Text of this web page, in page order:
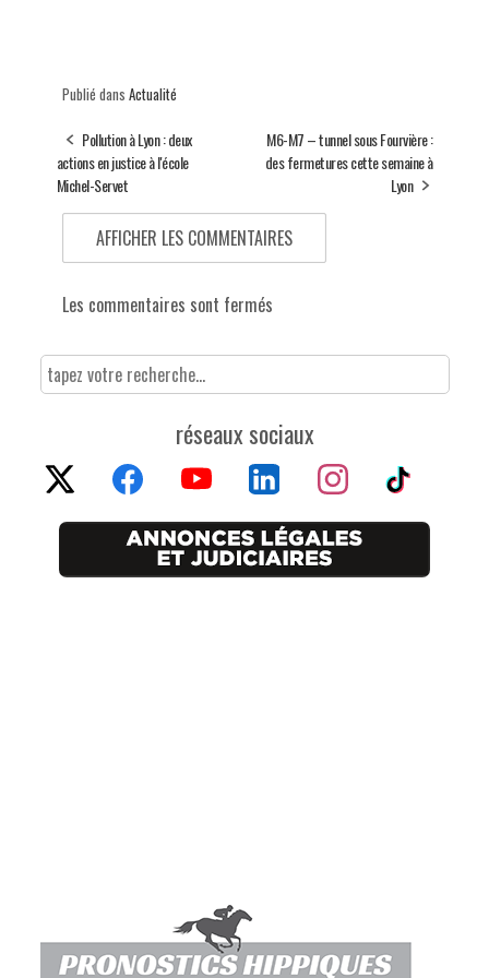
Publié dans Actualité
Pollution à Lyon : deux
actions en justice à l'école
Michel-Servet
M6-M7 – tunnel sous Fourvière :
des fermetures cette semaine à
Lyon
AFFICHER LES COMMENTAIRES
Les commentaires sont fermés
réseaux sociaux